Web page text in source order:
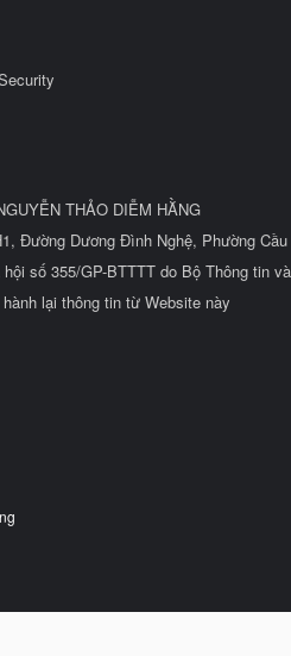
THẢO DIỄM HẰNG
Đường Dương Đình Nghệ, Phường
số 355/GP-BTTTT do Bộ Thông tin
lại thông tin từ Website này